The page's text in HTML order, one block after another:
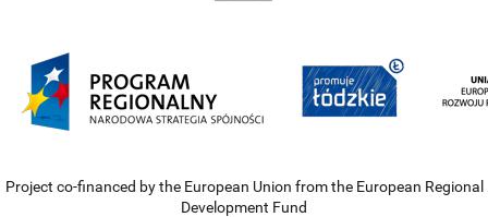
Project co-financed by the European Union from the European Regional
Development Fund